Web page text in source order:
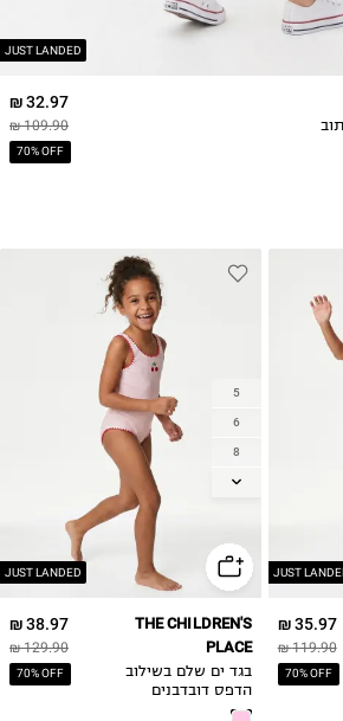
JUST LANDED
32.97 ₪
109.90 ₪
70% OFF
JUST
35.97 ₪
119.90 ₪
70% OFF
JUST LANDED
5
6
8
10
14
38.97 ₪
129.90 ₪
70% OFF
THE CHILDREN'S
PLACE
בגד ים שלם בשילוב
הדפס דובדבנים